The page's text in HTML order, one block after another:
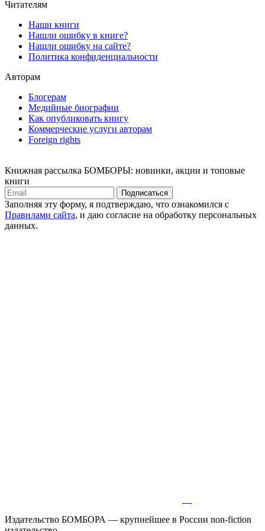
Читателям
Наши книги
Нашли ошибку в книге?
Нашли ошибку на сайте?
Политика конфиденциальности
Авторам
Блогерам
Медийные биографии
Как опубликовать книгу
Коммерческие услуги авторам
Foreign rights
Книжная рассылка БОМБОРЫ: новинки, акции и топовые
книги
Подписаться
Заполняя эту форму, я подтверждаю, что ознакомился с
Правилами сайта, и даю согласие на обработку персональных
данных.
Издательство БОМБОРА — крупнейшее в России non-fiction